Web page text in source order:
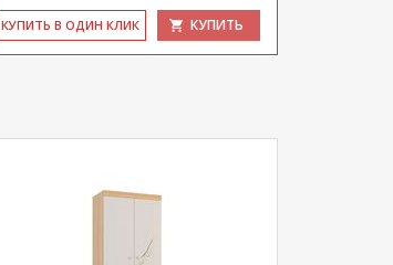
КУ­ПИТЬ В ОДИН КЛИК КУПИТЬ